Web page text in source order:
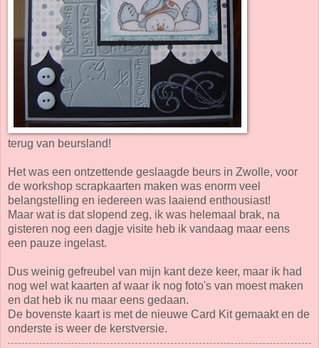
terug van beursland!
Het was een ontzettende geslaagde beurs in Zwolle, voor
de workshop scrapkaarten maken was enorm veel
belangstelling en iedereen was laaiend enthousiast!
Maar wat is dat slopend zeg, ik was helemaal brak, na
gisteren nog een dagje visite heb ik vandaag maar eens
een pauze ingelast.
Dus weinig gefreubel van mijn kant deze keer, maar ik had
nog wel wat kaarten af waar ik nog foto's van moest maken
en dat heb ik nu maar eens gedaan.
De bovenste kaart is met de nieuwe Card Kit gemaakt en de
onderste is weer de kerstversie.